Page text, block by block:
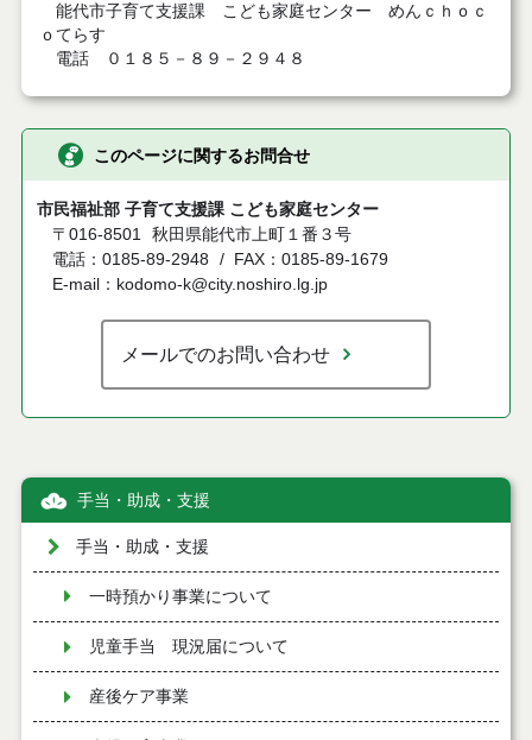
能代市子育て支援課 こども家庭センター めんｃｈｏｃ
ｏてらす
電話 ０１８５－８９－２９４８
このページに関するお問合せ
市民福祉部 子育て支援課 こども家庭センター
〒016-8501 秋田県能代市上町１番３号
電話：0185-89-2948
FAX：0185-89-1679
E-mail：kodomo-k@city.noshiro.lg.jp
メールでのお問い合わせ
手当・助成・支援
手当・助成・支援
一時預かり事業について
児童手当 現況届について
産後ケア事業